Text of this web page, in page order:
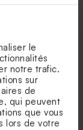
le
notre trafic.
sur
de
qui peuvent
que vous
lors de votre
et dorée
arche
dorure